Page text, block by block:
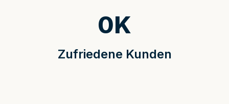
Zufriedene Kunden
0K